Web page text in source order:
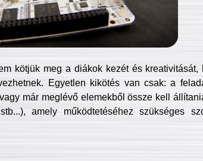
kötjük meg a diákok kezét és kreativitását,
Egyetlen kikötés van csak: a
már meglévő elemekből össze kell
amely működtetéséhez szükséges